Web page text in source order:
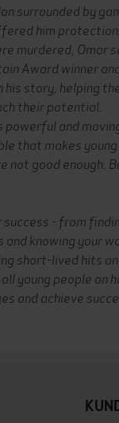
surrounded by
him
murdered, Omar
Award winner
his story, helping
their potential.
powerful and
that makes
not good enough.
- from
knowing your
short-lived hits
young people on
and achieve